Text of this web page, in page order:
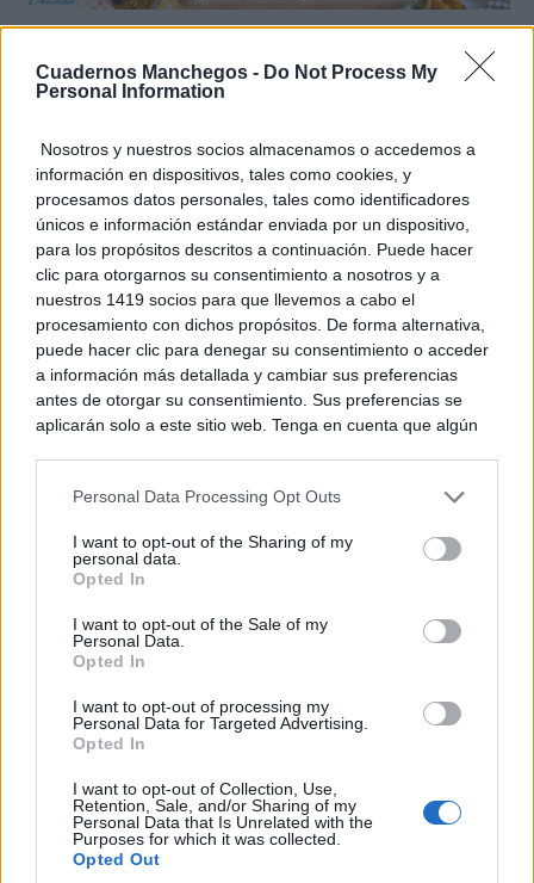
Cuadernos Manchegos - Do Not Process My
Personal Information
Nosotros y nuestros socios almacenamos o accedemos a
información en dispositivos, tales como cookies, y
procesamos datos personales, tales como identificadores
únicos e información estándar enviada por un dispositivo,
para los propósitos descritos a continuación. Puede hacer
clic para otorgarnos su consentimiento a nosotros y a
nuestros 1419 socios para que llevemos a cabo el
procesamiento con dichos propósitos. De forma alternativa,
puede hacer clic para denegar su consentimiento o acceder
a información más detallada y cambiar sus preferencias
antes de otorgar su consentimiento. Sus preferencias se
aplicarán solo a este sitio web. Tenga en cuenta que algún
rechazar tal procesamiento. Puede cambiar sus preferencias
a este sitio y haciendo clic en el botón "Privacidad" en la
parte inferior de la página web.
Please note that this website/app uses one or more Google
services and may gather and store information including but
not limited to your visit or usage behaviour. You may click to
use your data for below specified purposes in below Google
consent section.
Personal Data Processing Opt Outs
I want to opt-out of the Sharing of my
personal data.
Opted In
I want to opt-out of the Sale of my
Personal Data.
Opted In
I want to opt-out of processing my
Personal Data for Targeted Advertising.
Opted In
I want to opt-out of Collection, Use,
Retention, Sale, and/or Sharing of my
Personal Data that Is Unrelated with the
Purposes for which it was collected.
Opted Out
Título del proyecto con los logos de cada